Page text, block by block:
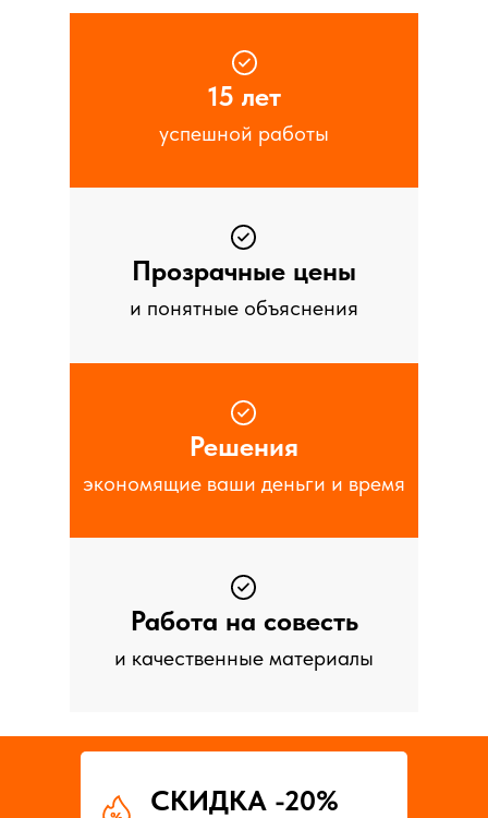
15 лет
успешной работы
Прозрачные цены
и понятные объяснения
Решения
экономящие ваши деньги и время
Работа на совесть
и качественные материалы
СКИДКА -20%